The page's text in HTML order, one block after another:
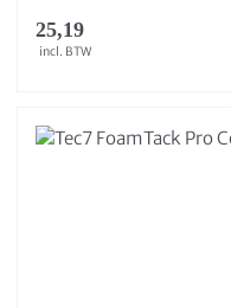
25,19
incl. BTW